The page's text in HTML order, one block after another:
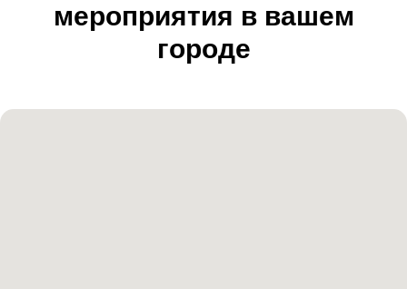
мероприятия в вашем
городе